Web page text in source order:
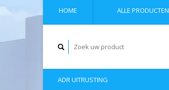
HOME ALLE PRODUCTEN
ADR UITRUSTING